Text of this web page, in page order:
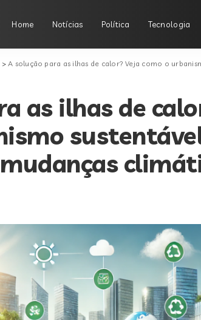
Home Notícias Política Tecnologia
>A solução para as ilhas de calor? Veja como o urbanismo
as ilhas de